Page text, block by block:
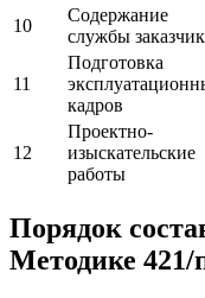
10
Содержание
службы
11
Подготовка
кадров
12
Проектно-
изыскательские
работы
Порядок
Методике 421/